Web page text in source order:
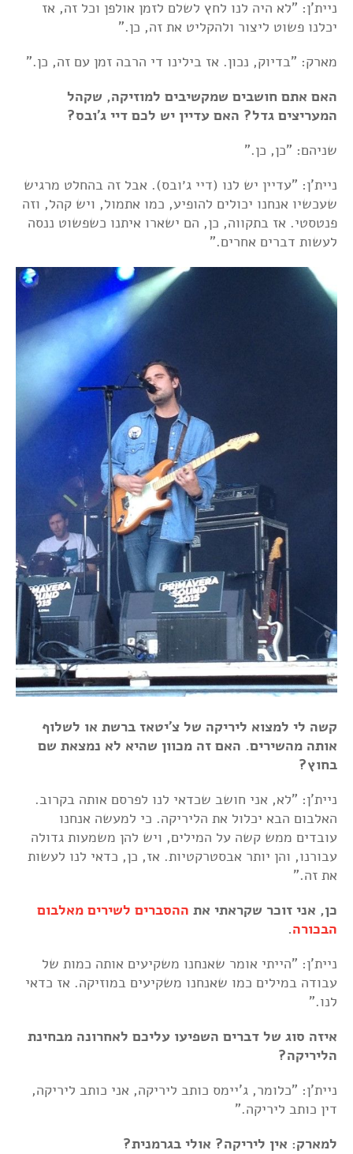
ניית'ן: "לא היה לנו לחץ לשלם לזמן אולפן וכל זה, אז
יכלנו פשוט ליצור ולהקליט את זה, כן."
מארק: "בדיוק, נכון. אז בילינו די הרבה זמן עם זה, כן."
האם אתם חושבים שמקשיבים למוזיקה, שקהל
המעריצים גדל? האם עדיין יש לכם דיי ג'ובס?
שניהם: "כן, כן."
ניית'ן: "עדיין יש לנו (דיי ג׳ובס). אבל זה בהחלט מרגיש
שעכשיו אנחנו יכולים להופיע, כמו אתמול, ויש קהל, וזה
פנטסטי. אז בתקווה, כן, הם ישארו איתנו כשפשוט ננסה
לעשות דברים אחרים."
קשה לי למצוא ליריקה של צ'יטאז ברשת או לשלוף
אותה מהשירים. האם זה מכוון שהיא לא נמצאת שם
בחוץ?
ניית'ן: "לא, אני חושב שכדאי לנו לפרסם אותה בקרוב.
האלבום הבא יכלול את הליריקה. כי למעשה אנחנו
עובדים ממש קשה על המילים, ויש להן משמעות גדולה
עבורנו, והן יותר אבסטרקטיות. אז, כן, כדאי לנו לעשות
את זה."
כן, אני זוכר שקראתי את ההסברים לשירים מאלבום
הבכורה.
ניית'ן: "הייתי אומר שאנחנו משקיעים אותה כמות של
עבודה במילים כמו שאנחנו משקיעים במוזיקה. אז כדאי
לנו."
איזה סוג של דברים השפיעו עליכם לאחרונה מבחינת
הליריקה?
ניית'ן: "כלומר, ג'יימס כותב ליריקה, אני כותב ליריקה,
דין כותב ליריקה."
למארק: אין ליריקה? אולי בגרמנית?